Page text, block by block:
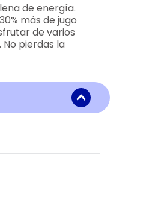
de energía.
más de jugo
de varios
pierdas la